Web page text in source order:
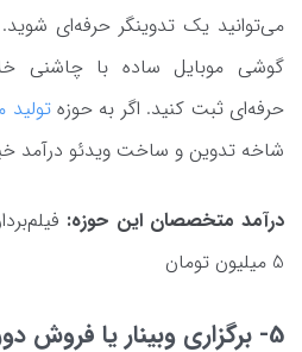
می‌توانید یک تدوینگر حرفه‌ای
گوشی موبایل ساده با چاشنی
حرفه‌ای ثبت کنید. اگر به حوزه
شاخه تدوین و ساخت ویدئو درآمد
درآمد متخصصان این حوزه:
5 میلیون تومان
5- برگزاری وبینار یا فروش دوره